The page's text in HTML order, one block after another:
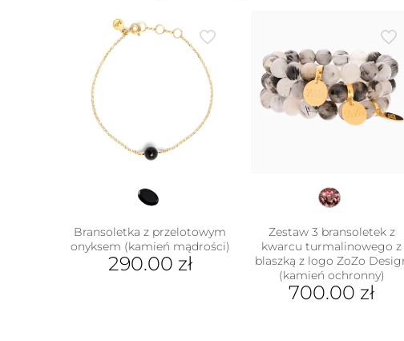
Bransoletka z przelotowym
onyksem (kamień mądrości)
290.00 zł
Zestaw 3 bransoletek z
kwarcu turmalinowego z
blaszką z logo ZoZo
(kamień ochronny)
700.00 zł